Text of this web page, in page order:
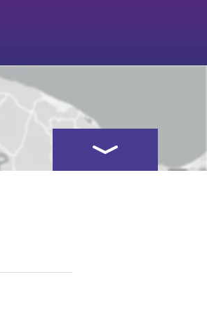
Kartenansicht öffnen